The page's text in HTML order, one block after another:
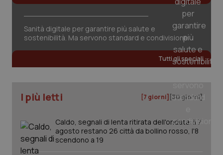
Sanità digitale per garantire più salute e
sostenibilità. Ma servono standard e condivisione
Tutti gli speciali
I più letti [7 giorni] [30 giorni]
Caldo, segnali di lenta ritirata dell'ondata: il 7
agosto restano 26 città da bollino rosso, l'8
scendono a 19
tracking-sites-ironfish-
tracking-enable
www.quotidianosanita.it
session-id
_ga